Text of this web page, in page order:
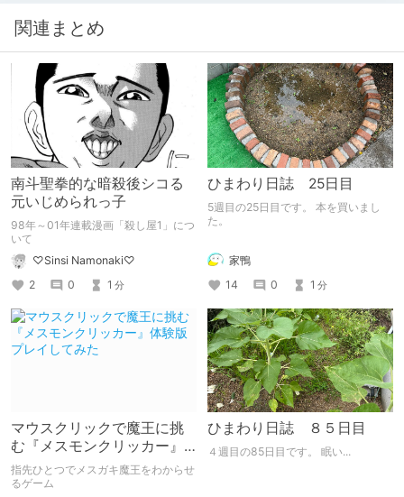
関連まとめ
南斗聖拳的な暗殺後シコる
元いじめられっ子
98年～01年連載漫画「殺し屋1」につ
いて
♡Sinsi Namonaki♡
2
0 1 分
ひまわり日誌 25日目
5週目の25日目です。 本を買いまし
た。
家鴨
14
0 1 分
マウスクリックで魔王に挑
む『メスモンクリッカー』
体験版プレイしてみた
指先ひとつでメスガキ魔王をわからせ
るゲーム
ひまわり日誌 ８５日目
４週目の85日目です。 眠い...